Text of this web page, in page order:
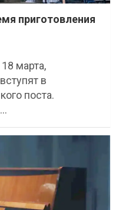
приготовления
марта,
в
поста.